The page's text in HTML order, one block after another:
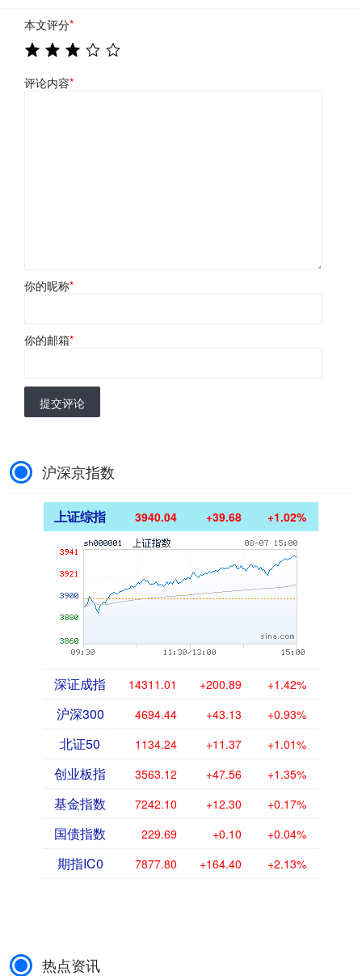
本文评分*
评论内容*
你的昵称*
你的邮箱*
提交评论
沪深京指数
上证综指 3940.04 +39.68 +1.02%
深证成指 14311.01 +200.89 +1.42%
沪深300 4694.44 +43.13 +0.93%
北证50 1134.24 +11.37 +1.01%
创业板指 3563.12 +47.56 +1.35%
基金指数 7242.10 +12.30 +0.17%
国债指数 229.69 +0.10 +0.04%
期指IC0 7877.80 +164.40 +2.13%
热点资讯